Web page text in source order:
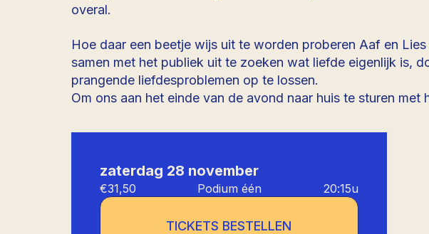
overal.
Hoe daar een beetje wijs uit te worden proberen Aaf en
samen met het publiek uit te zoeken wat liefde eigenlijk is,
prangende liefdesproblemen op te lossen.
Om ons aan het einde van de avond naar huis te sturen
zaterdag 28 november
€31,50 Podium één 20:15u
TICKETS BESTELLEN